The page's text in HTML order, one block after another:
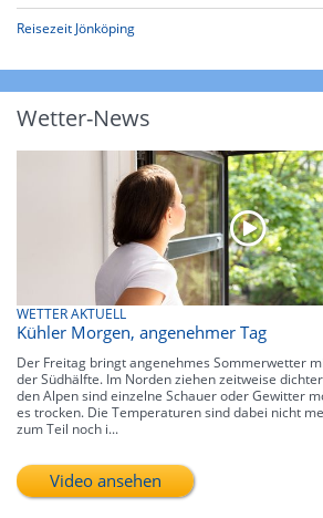
Reisezeit Jönköping
Wetter-News
WETTER AKTUELL
Kühler Morgen, angenehmer Tag
Der Freitag bringt angenehmes Sommerwetter
der Südhälfte. Im Norden ziehen zeitweise
den Alpen sind einzelne Schauer oder Gewitter
es trocken. Die Temperaturen sind dabei nicht
zum Teil noch i...
Video ansehen